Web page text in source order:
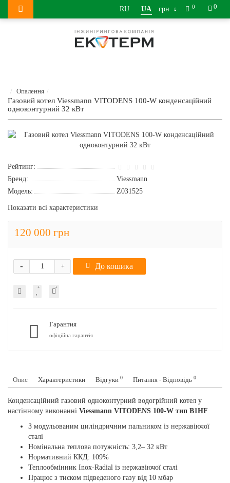
0
RU UA грн 0
Опалення
Газовий котел Viessmann VITODENS 100-W конденсаційний
одноконтурний 32 кВт
Рейтинг:
Бренд:
Viessmann
Модель:
Z031525
Показати всі характеристики
120 000 грн
+
- До кошика
Гарантия
офіційна гарантія
Опис Характеристики Відгуки 0 Питання - Відповідь 0
Конденсаційний газовий одноконтурний водогрійний котел у
настінному виконанні Viessmann VITODENS 100-W тип B1HF
З модульованим циліндричним пальником із нержавіючої
сталі
Номінальна теплова потужність: 3,2– 32 кВт
Нормативний ККД: 109%
Теплообмінник Inox-Radial із нержавіючої сталі
Працює з тиском підведеного газу від 10 мбар